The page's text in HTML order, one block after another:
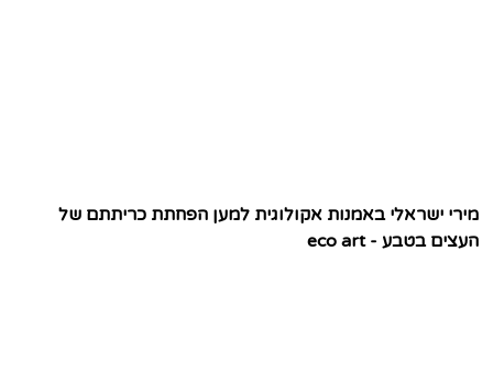
מירי ישראלי באמנות אקולוגית למען הפחתת כריתתם של
העצים בטבע - eco art